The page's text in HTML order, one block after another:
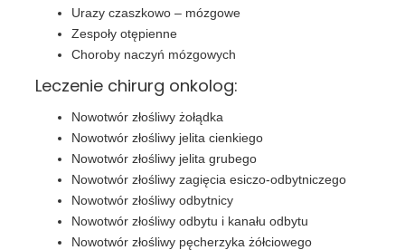
Urazy czaszkowo – mózgowe
Zespoły otępienne
Choroby naczyń mózgowych
Leczenie chirurg onkolog:
Nowotwór złośliwy żołądka
Nowotwór złośliwy jelita cienkiego
Nowotwór złośliwy jelita grubego
Nowotwór złośliwy zagięcia esiczo-odbytniczego
Nowotwór złośliwy odbytnicy
Nowotwór złośliwy odbytu i kanału odbytu
Nowotwór złośliwy pęcherzyka żółciowego